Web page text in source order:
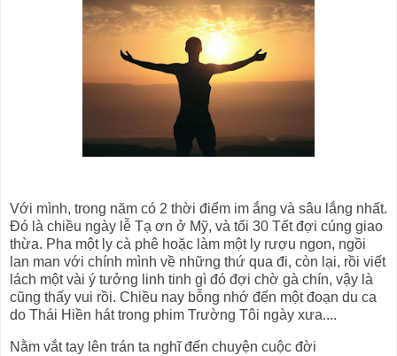
Với mình, trong năm có 2 thời điểm im ắng và sâu lắng nhất.
Đó là chiều ngày lễ Tạ ơn ở Mỹ, và tối 30 Tết đợi cúng giao
thừa. Pha một ly cà phê hoặc làm một ly rượu ngon, ngồi
lan man với chính mình về những thứ qua đi, còn lại, rồi viết
lách một vài ý tưởng linh tinh gì đó đợi chờ gà chín, vậy là
cũng thấy vui rồi. Chiều nay bỗng nhớ đến một đoạn du ca
do Thái Hiền hát trong phim Trường Tôi ngày xưa....
Nằm vắt tay lên trán ta nghĩ đến chuyện cuộc đời